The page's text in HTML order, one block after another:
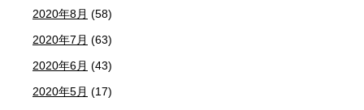
2020年8月 (58)
2020年7月 (63)
2020年6月 (43)
2020年5月 (17)